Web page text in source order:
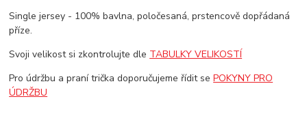
Single jersey - 100% bavlna, poločesaná, prstencově dopřádaná
příze.
Svoji velikost si zkontrolujte dle TABULKY VELIKOSTÍ
Pro údržbu a praní trička doporučujeme řídit sePOKYNY PRO
ÚDRŽBU